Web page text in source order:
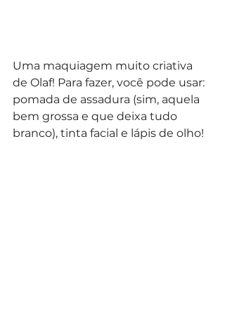
Uma maquiagem muito criativa
de Olaf! Para fazer, você pode usar:
pomada de assadura (sim, aquela
bem grossa e que deixa tudo
branco), tinta facial e lápis de olho!